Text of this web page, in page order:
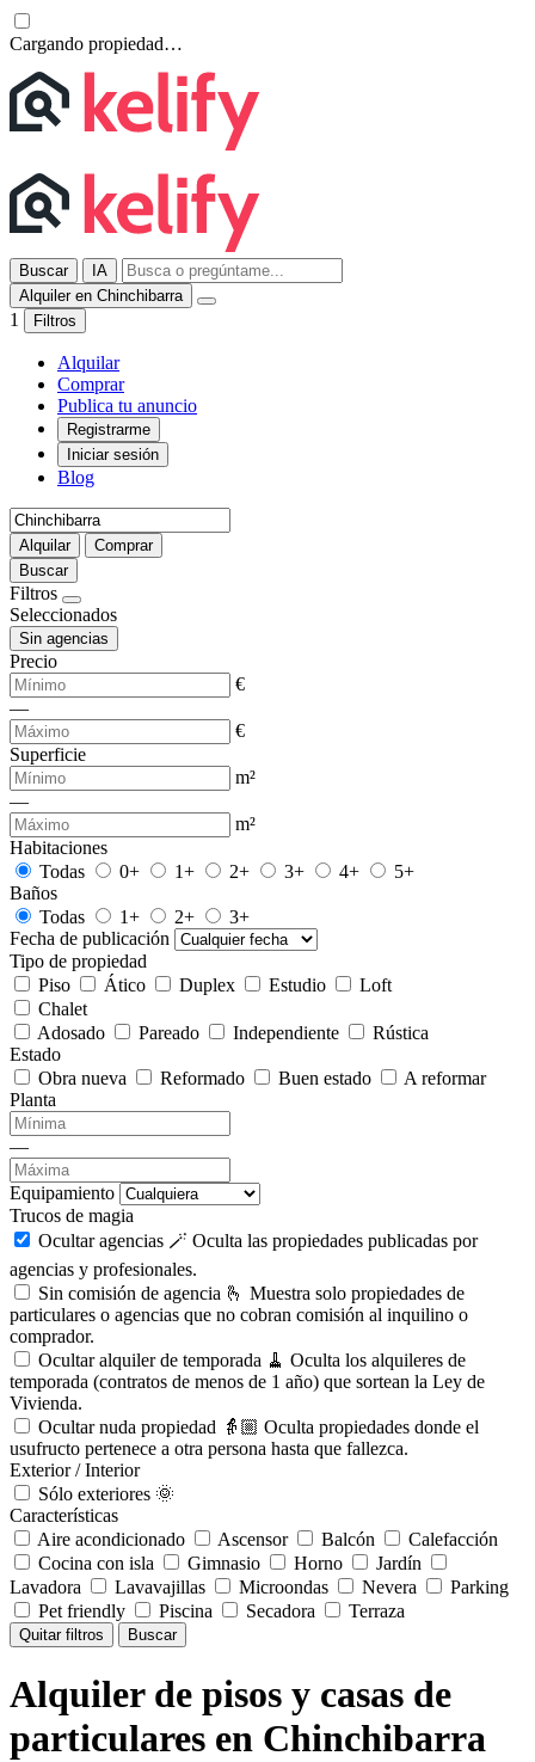
Cargando propiedad…
Buscar
IA
Alquiler en Chinchibarra
1 Filtros
Alquilar
Comprar
Publica tu anuncio
Registrarme
Iniciar sesión
Blog
Alquilar
Comprar
Buscar
Filtros
Seleccionados
Sin agencias
Precio
€
—
€
Superficie
m²
—
m²
Habitaciones
Todas
0+ 1+ 2+ 3+ 4+
5+
Baños
Todas
1+ 2+
3+
Fecha de publicación
Tipo de propiedad
Piso
Ático Duplex Estudio
Loft
Chalet
Adosado
Pareado Independiente
Rústica
Estado
Obra nueva
Reformado Buen estado
A reformar
Planta
—
Equipamiento
Trucos de magia
Ocultar agencias 🪄 Oculta las propiedades publicadas por
agencias y profesionales.
Sin comisión de agencia 🫰 Muestra solo propiedades de
particulares o agencias que no cobran comisión al inquilino o
comprador.
Ocultar alquiler de temporada 🧹 Oculta los alquileres de
temporada (contratos de menos de 1 año) que sortean la Ley de
Vivienda.
Ocultar nuda propiedad 👵🏼 Oculta propiedades donde el
usufructo pertenece a otra persona hasta que fallezca.
Exterior / Interior
Sólo exteriores 🌞
Características
Aire acondicionado
Ascensor Balcón
Calefacción
Cocina con isla
Gimnasio Horno
Jardín
Lavadora
Lavavajillas Microondas Nevera
Parking
Pet friendly
Piscina Secadora Terraza
Quitar filtros Buscar
Alquiler de pisos y casas de
particulares en Chinchibarra